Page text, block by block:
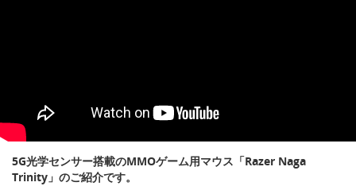
5G光学センサー搭載のMMOゲーム用マウス「Razer Naga
Trinity」のご紹介です。